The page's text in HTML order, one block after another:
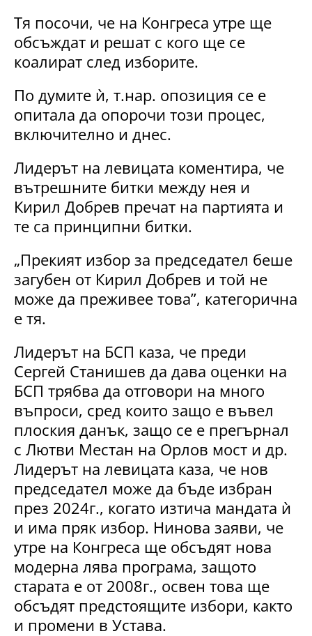
Тя посочи, че на Конгреса утре ще
обсъждат и решат с кого ще се
коалират след изборите.
По думите ѝ, т.нар. опозиция се е
опитала да опорочи този процес,
включително и днес.
Лидерът на левицата коментира, че
вътрешните битки между нея и
Кирил Добрев пречат на партията и
те са принципни битки.
„Прекият избор за председател беше
загубен от Кирил Добрев и той не
може да преживее това”, категорична
е тя.
Лидерът на БСП каза, че преди
Сергей Станишев да дава оценки на
БСП трябва да отговори на много
въпроси, сред които защо е въвел
плоския данък, защо се е прегърнал
с Лютви Местан на Орлов мост и др.
Лидерът на левицата каза, че нов
председател може да бъде избран
през 2024г., когато изтича мандата ѝ
и има пряк избор. Нинова заяви, че
утре на Конгреса ще обсъдят нова
модерна лява програма, защото
старата е от 2008г., освен това ще
обсъдят предстоящите избори, както
и промени в Устава.